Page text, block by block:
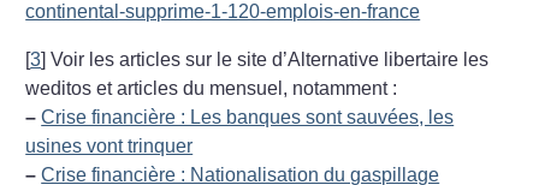
continental-supprime-1-120-emplois-en-france
[3]Voir les articles sur le site d’Alternative libertaire les
weditos et articles du mensuel, notamment :
– Crise financière : Les banques sont sauvées, les
usines vont trinquer
– Crise financière : Nationalisation du gaspillage